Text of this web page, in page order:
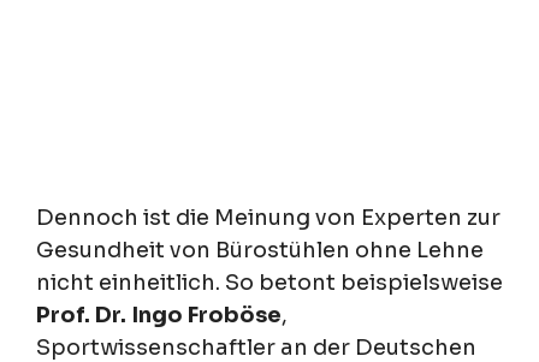
Dennoch ist die Meinung von Experten zur
Gesundheit von Bürostühlen ohne Lehne
nicht einheitlich. So betont beispielsweise
Prof. Dr. Ingo Froböse,
Sportwissenschaftler an der Deutschen